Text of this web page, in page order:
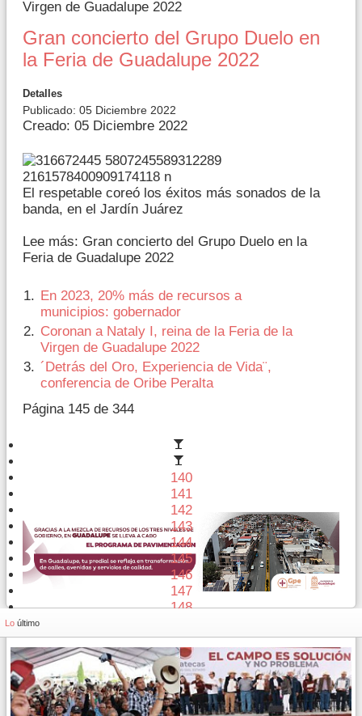
Virgen de Guadalupe 2022
Gran concierto del Grupo Duelo en
la Feria de Guadalupe 2022
Detalles
Publicado: 05 Diciembre 2022
Creado: 05 Diciembre 2022
El respetable coreó los éxitos más sonados de la
banda, en el Jardín Juárez
Lee más: Gran concierto del Grupo Duelo en la
Feria de Guadalupe 2022
En 2023, 20% más de recursos a
municipios: gobernador
Coronan a Nataly I, reina de la Feria de la
Virgen de Guadalupe 2022
´Detrás del Oro, Experiencia de Vida¨,
conferencia de Oribe Peralta
Página 145 de 344
140
141
142
143
144
145
146
147
148
Lo último